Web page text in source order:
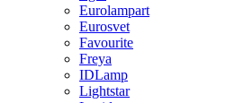
Eurolampart
Eurosvet
Favourite
Freya
IDLamp
Lightstar